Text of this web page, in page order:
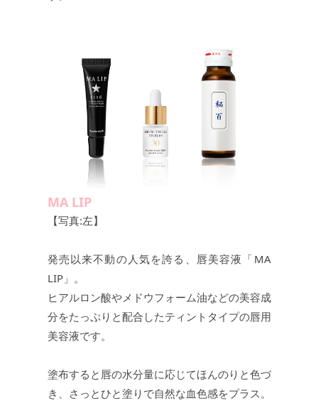
MA LIP
【写真:左】
発売以来不動の人気を誇る、唇美容液「MA
LIP」。
ヒアルロン酸やメドウフォーム油などの美容成
分をたっぷりと配合したティントタイプの唇用
美容液です。
塗布すると唇の水分量に応じてほんのりと色づ
き、さっとひと塗りで自然な血色感をプラス。